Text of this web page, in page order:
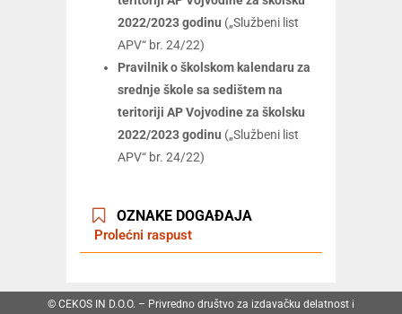
2022/2023 godinu („Službeni list
APV“ br. 24/22)
Pravilnik o školskom kalendaru za
srednje škole sa sedištem na
teritoriji AP Vojvodine za školsku
2022/2023 godinu („Službeni list
APV“ br. 24/22)
OZNAKE DOGAĐAJA
Prolećni raspust
© CEKOS IN D.O.O. – Privredno društvo za izdavačku delatnost i